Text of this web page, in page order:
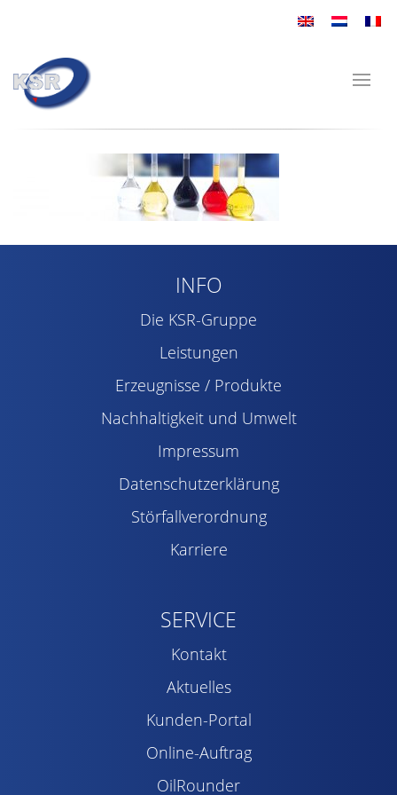
INFO
Die KSR-Gruppe
Leistungen
Erzeugnisse / Produkte
Nachhaltigkeit und Umwelt
Impressum
Datenschutzerklärung
Störfallverordnung
Karriere
SERVICE
Kontakt
Aktuelles
Kunden-Portal
Online-Auftrag
OilRounder